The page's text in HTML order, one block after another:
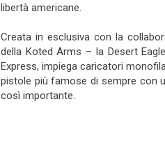
libertà americane.
Creata in esclusiva con la
della Koted Arms – la Desert
Express, impiega caricatori
pistole più famose di sempre con
così importante.